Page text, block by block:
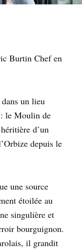
Burtin Chef en
dans un lieu
le Moulin de
d’un
depuis le
une source
étoilée au
singulière et
bourguignon.
il grandit